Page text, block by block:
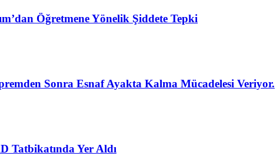
Öğretmene Yönelik Şiddete Tepki
Sonra Esnaf Ayakta Kalma Mücadelesi Veriyor.
Tatbikatında Yer Aldı